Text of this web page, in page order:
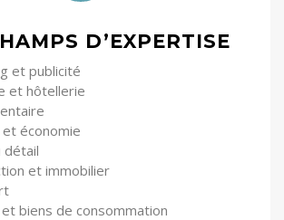
D’EXPERTISE
et publicité
et hôtellerie
et économie
détail
et immobilier
biens de consommation